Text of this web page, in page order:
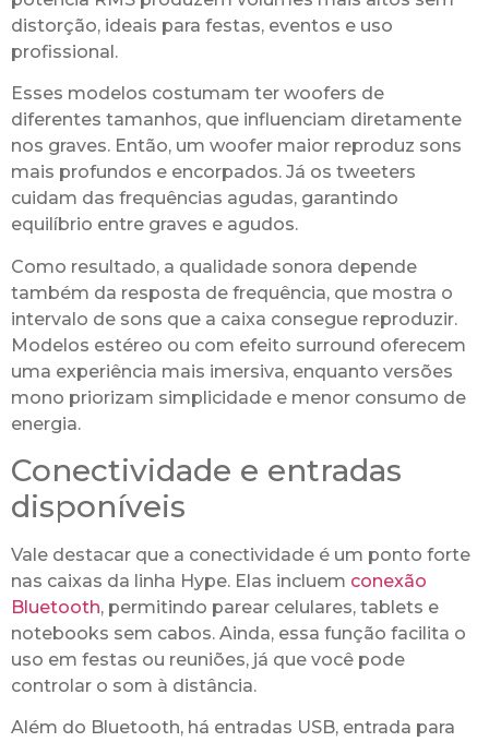
distorção, ideais para festas, eventos e uso
profissional.
Esses modelos costumam ter woofers de
diferentes tamanhos, que influenciam diretamente
nos graves. Então, um woofer maior reproduz sons
mais profundos e encorpados. Já os tweeters
cuidam das frequências agudas, garantindo
equilíbrio entre graves e agudos.
Como resultado, a qualidade sonora depende
também da resposta de frequência, que mostra o
intervalo de sons que a caixa consegue reproduzir.
Modelos estéreo ou com efeito surround oferecem
uma experiência mais imersiva, enquanto versões
mono priorizam simplicidade e menor consumo de
energia.
Conectividade e entradas
disponíveis
Vale destacar que a conectividade é um ponto forte
nas caixas da linha Hype. Elas incluem conexão
Bluetooth, permitindo parear celulares, tablets e
notebooks sem cabos. Ainda, essa função facilita o
uso em festas ou reuniões, já que você pode
controlar o som à distância.
Além do Bluetooth, há entradas USB, entrada para